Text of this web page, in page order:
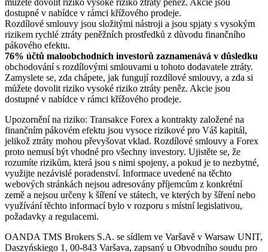
dostupné v nabídce v rámci křížového prodeje.
Rozdílové smlouvy jsou složitými nástroji a jsou spjaty s vysokým
rizikem rychlé ztráty peněžních prostředků z důvodu finančního
pákového efektu.
76% účtů maloobchodních investorů zaznamenává v důsledku
obchodování s rozdílovými smlouvami u tohoto dodavatele ztráty.
Zamyslete se, zda chápete, jak fungují rozdílové smlouvy, a zda si
můžete dovolit riziko vysoké riziko ztráty peněz. Akcie jsou
dostupné v nabídce v rámci křížového prodeje.
Upozornění na riziko: Transakce Forex a kontrakty založené na
finančním pákovém efektu jsou vysoce rizikové pro Váš kapitál,
jelikož ztráty mohou převyšovat vklad. Rozdílové smlouvy a Forex
proto nemusí být vhodné pro všechny investory. Ujistěte se, že
rozumíte rizikům, která jsou s nimi spojeny, a pokud je to nezbytné,
využijte nezávislé poradenství. Informace uvedené na těchto
webových stránkách nejsou adresovány příjemcům z konkrétní
země a nejsou určeny k šíření ve státech, ve kterých by šíření nebo
využívání těchto informací bylo v rozporu s místní legislativou,
požadavky a regulacemi.
OANDA TMS Brokers S.A. se sídlem ve Varšavě v Warsaw UNIT,
Daszyńskiego 1, 00-843 Varšava, zapsaný u Obvodního soudu pro